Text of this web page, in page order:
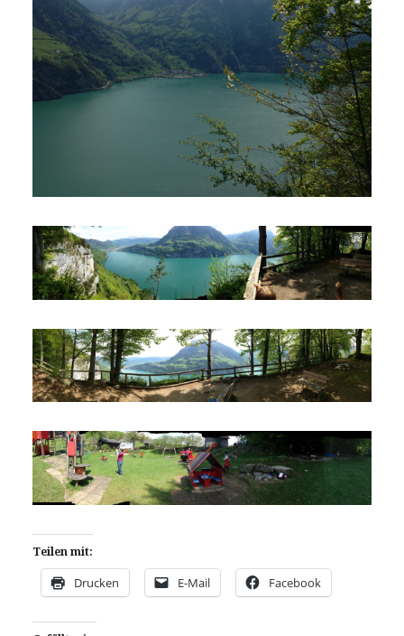
Teilen mit:
Drucken E-Mail Facebook